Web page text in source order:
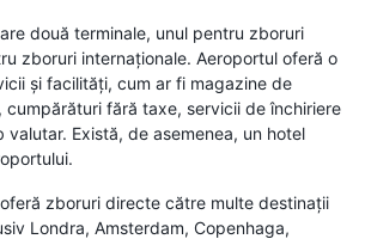
două terminale, unul pentru zboruri
zboruri internaționale. Aeroportul oferă o
și facilități, cum ar fi magazine de
cumpărături fără taxe, servicii de închiriere
valutar. Există, de asemenea, un hotel
zboruri directe către multe destinații
Londra, Amsterdam, Copenhaga,